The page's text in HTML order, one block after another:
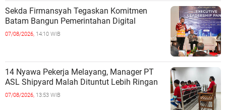
Sekda Firmansyah Tegaskan Komitmen
Batam Bangun Pemerintahan Digital
07/08/2026, 14:10 WIB
14 Nyawa Pekerja Melayang, Manager PT
ASL Shipyard Malah Dituntut Lebih Ringan
07/08/2026, 13:53 WIB